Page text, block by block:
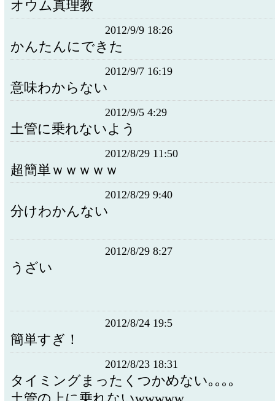
オウム真理教
2012/9/9 18:26
かんたんにできた
2012/9/7 16:19
意味わからない
2012/9/5 4:29
土管に乗れないよう
2012/8/29 11:50
超簡単ｗｗｗｗｗ
2012/8/29 9:40
分けわかんない
2012/8/29 8:27
うざい
2012/8/24 19:5
簡単すぎ！
2012/8/23 18:31
タイミングまったくつかめない｡｡｡｡